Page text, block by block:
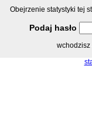
Obejrzenie statystyki tej
Podaj hasło
wchodzisz